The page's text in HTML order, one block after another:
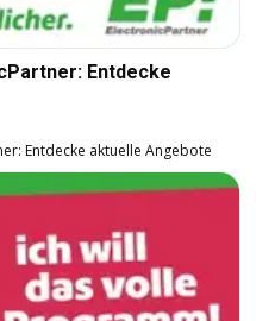
Entdecke
Entdecke aktuelle Angebote